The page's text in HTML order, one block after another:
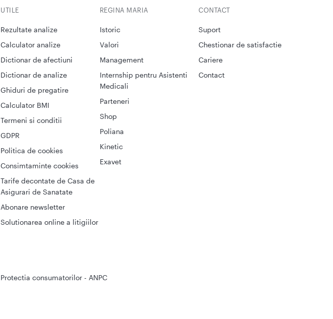
UTILE
Rezultate analize
Calculator analize
Dictionar de afectiuni
Dictionar de analize
Ghiduri de pregatire
Calculator BMI
Termeni si conditii
GDPR
Politica de cookies
Consimtaminte cookies
Tarife decontate de Casa de
Asigurari de Sanatate
Abonare newsletter
Solutionarea online a litigiilor
CONTACT
Suport
Chestionar de satisfactie
Cariere
Contact
REGINA MARIA
Istoric
Valori
Management
Internship pentru Asistenti
Medicali
Parteneri
Shop
Poliana
Kinetic
Exavet
Protectia consumatorilor - ANPC